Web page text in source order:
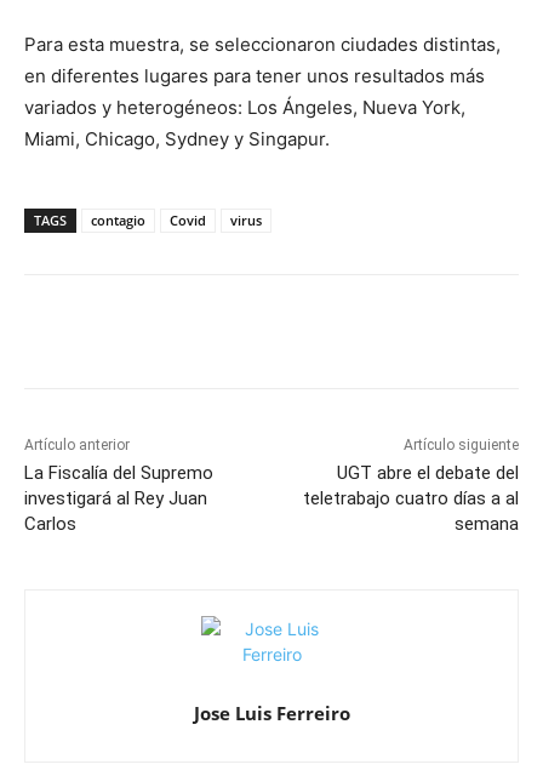
Para esta muestra, se seleccionaron ciudades distintas,
en diferentes lugares para tener unos resultados más
variados y heterogéneos: Los Ángeles, Nueva York,
Miami, Chicago, Sydney y Singapur.
TAGS contagio Covid virus
Artículo anterior
La Fiscalía del Supremo
investigará al Rey Juan
Carlos
Artículo siguiente
UGT abre el debate del
teletrabajo cuatro días a al
semana
Jose Luis Ferreiro